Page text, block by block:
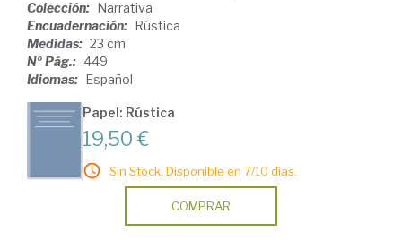
Colección: Narrativa
Encuadernación: Rústica
Medidas: 23 cm
Nº Pág.: 449
Idiomas: Español
Papel: Rústica
19,50 €
Sin Stock. Disponible en 7/10 días.
COMPRAR